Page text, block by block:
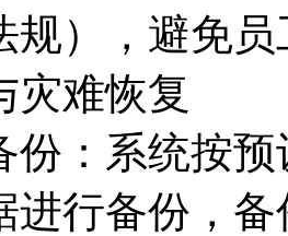
规），避免
灾难恢复
份：系统按
进行备份，